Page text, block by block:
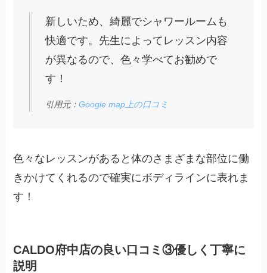
新しいため、綺麗でシャワールームも
快適です。先生によってレッスン内容
が異なるので、色々学べてお勧めで
す！
引用元：Google map上の口コミ
色々なレッスンがあると体のさまざまな部位に働
きかけてくれるので確実にボディラインに表れま
す！
CALDO府中店の良い口コミ③優しく丁寧に
説明